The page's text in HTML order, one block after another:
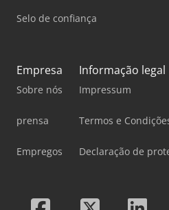
Selo de confiança
Empresa
Sobre nós
prensa
Empregos
Informação legal
Impressum
Termos e
Declaração de